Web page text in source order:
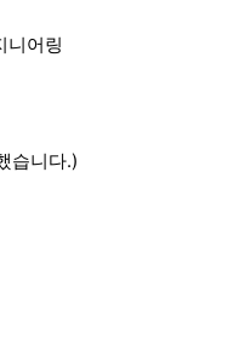
니어링
습니다.)